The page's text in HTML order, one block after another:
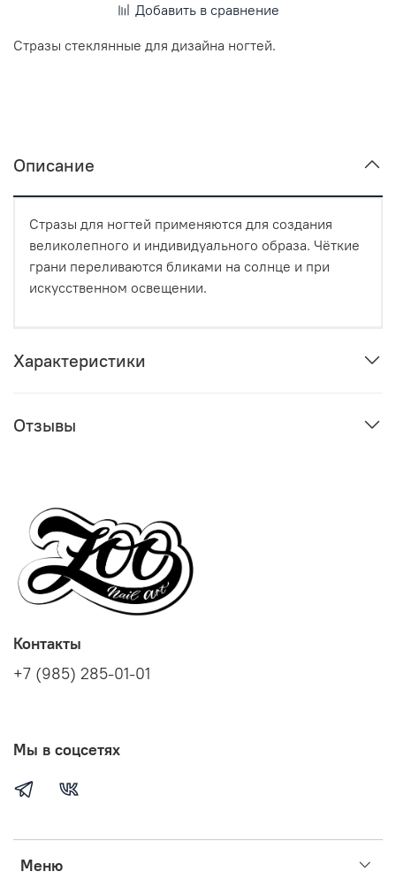
Добавить в сравнение
Стразы стеклянные для дизайна ногтей.
Описание
Стразы для ногтей применяются для создания
великолепного и индивидуального образа. Чёткие
грани переливаются бликами на солнце и при
искусственном освещении.
Характеристики
Отзывы
Меню
Контакты
+7 (985) 285-01-01
Мы в соцсетях